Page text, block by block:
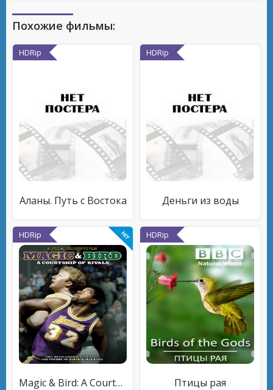
Похожие фильмы:
HDRip
Аланы. Путь с Востока
HDRip
Деньги из воды
HDRip
Magic & Bird: A Courtship of Rivals
HDRip
Птицы рая